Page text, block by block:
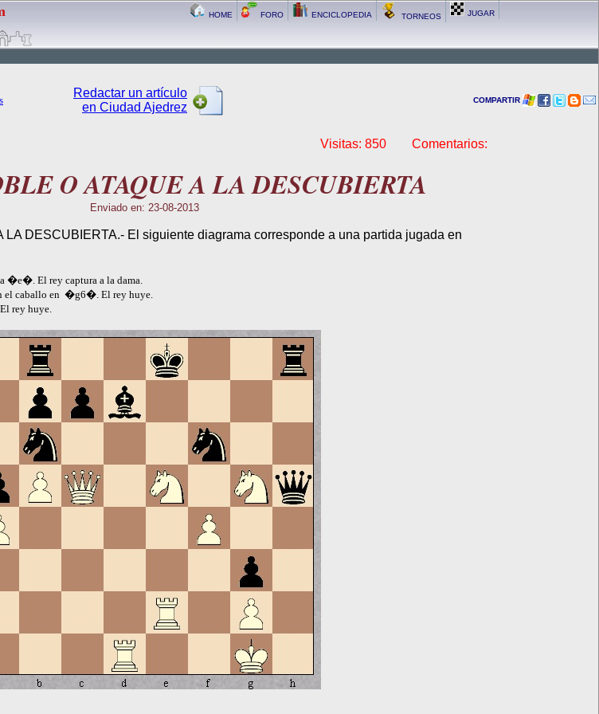
HOME FORO ENCICLOPEDIA TORNEOS JUGAR
Redactar un artículo
en Ciudad Ajedrez
COMPARTIR
Visitas: 850 Comentarios:
O ATAQUE A LA DESCUBIERTA
Enviado en: 23-08-2013
LA DESCUBIERTA.- El siguiente diagrama corresponde a una partida jugada en
El rey captura a la dama.
caballo en �g6�. El rey huye.
rey huye.